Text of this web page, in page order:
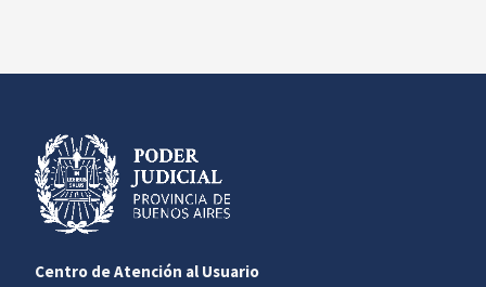
Centro de Atención al Usuario